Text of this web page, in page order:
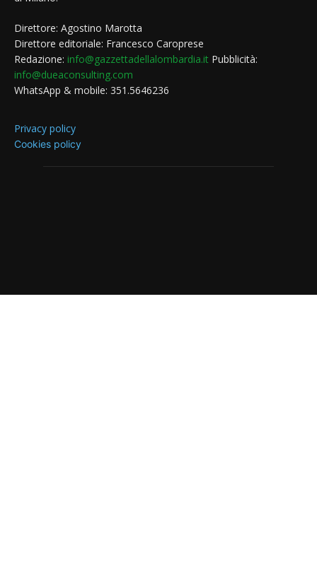
Direttore: Agostino Marotta
Direttore editoriale: Francesco Caroprese
Redazione: info@gazzettadellalombardia.it Pubblicità:
info@dueaconsulting.com
WhatsApp & mobile: 351.5646236
Privacy policy
Cookies policy